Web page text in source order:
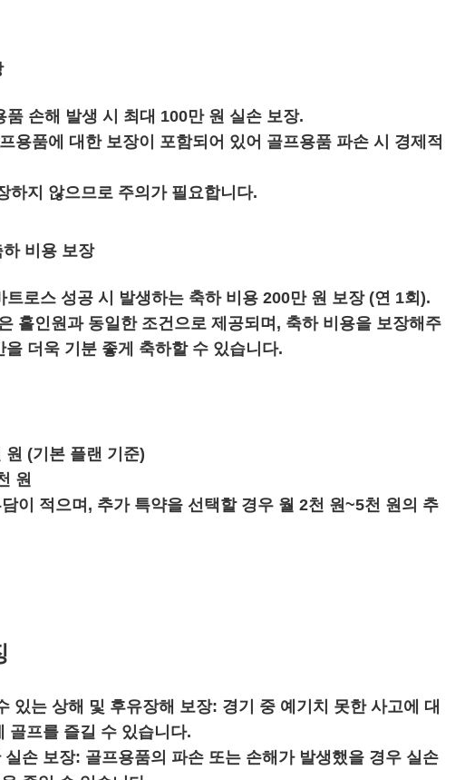
품 손해 발생 시 최대 100만 원 실손 보장.
용품에 대한 보장이 포함되어 있어 골프용품 파손 시 경제적
하지 않으므로 주의가 필요합니다.
비용 보장
트로스 성공 시 발생하는 축하 비용 200만 원 보장 (연 1회).
홀인원과 동일한 조건으로 제공되며, 축하 비용을 보장해주
더욱 기분 좋게 축하할 수 있습니다.
원 (기본 플랜 기준)
원
이 적으며, 추가 특약을 선택할 경우 월 2천 원~5천 원의 추
있는 상해 및 후유장해 보장: 경기 중 예기치 못한 사고에 대
골프를 즐길 수 있습니다.
실손 보장: 골프용품의 파손 또는 손해가 발생했을 경우 실손